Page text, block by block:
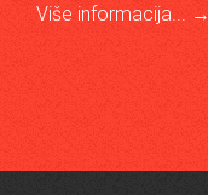
Više informacija... →